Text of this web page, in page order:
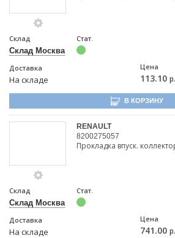
Склад
Склад Москва
Стат.
Доставка
На складе
Цена
113.10 р.
В КОРЗИНУ
RENAULT
8200275057
Прокладка впуск.
Склад
Склад Москва
Стат.
Доставка
На складе
Цена
741.00 р.